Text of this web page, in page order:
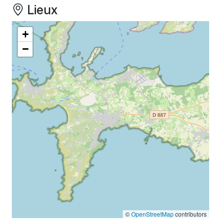
Lieux
+
−
©OpenStreetMapcontributors